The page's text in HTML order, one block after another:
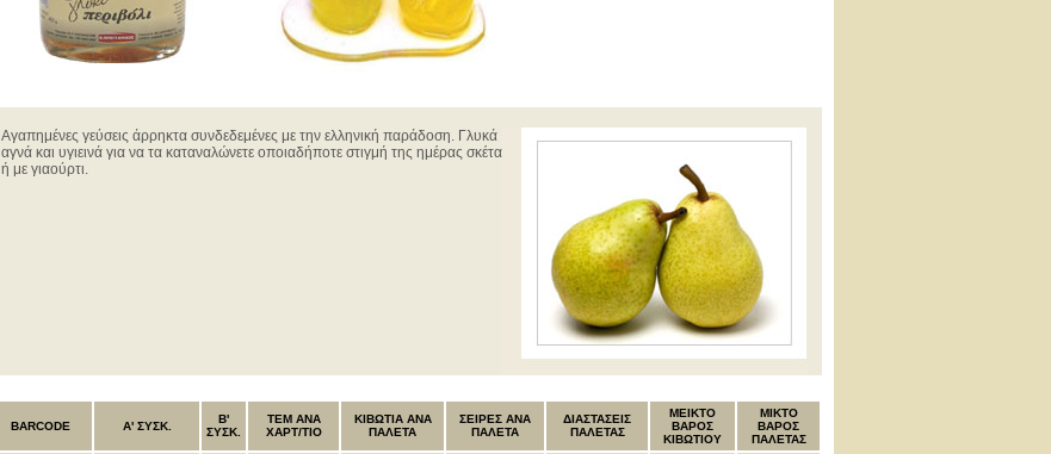
Αγαπημένες γεύσεις άρρηκτα συνδεδεμένες με την ελληνική παράδοση. Γλυκά
αγνά και υγιεινά για να τα καταναλώνετε οποιαδήποτε στιγμή της ημέρας σκέτα
ή με γιαούρτι.
BARCODE Α' ΣΥΣΚ.
B'
ΣΥΣΚ.
ΤΕΜ ANA
ΧΑΡΤ/ΤΙΟ
ΚΙΒΩΤΙΑ ΑΝΑ
ΠΑΛΕΤΑ
ΣΕΙΡΕΣ ΑΝΑ
ΠΑΛΕΤΑ
ΔΙΑΣΤΑΣΕΙΣ
ΠΑΛΕΤΑΣ
MEIKTO
ΒΑΡΟΣ
ΚΙΒΩΤΙΟΥ
ΜΙΚΤΟ
ΒΑΡΟΣ
ΠΑΛΕΤΑΣ